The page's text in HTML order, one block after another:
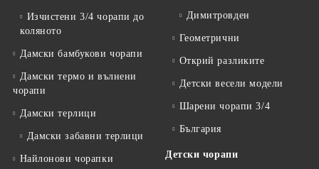
Изчистени 3/4 чорапи до
коляното
Дамски бамбукови чорапи
Дамски термо и вълнени
чорапи
Дамски терлици
Дамски забавни терлици
Найлонови чорапки
Димитровден
Геометрични
Открий разликите
Детски весели модели
Шарени чорапи 3/4
България
Детски чорапи